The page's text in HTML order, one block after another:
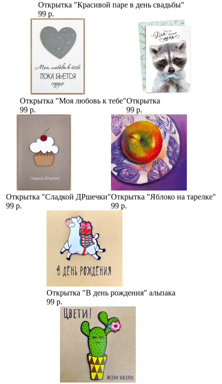
Открытка "Красивой паре в день свадьбы"
99 р.
Открытка "Моя любовь к тебе"
99 р.
Открытка
99 р.
Открытка "Сладкой ДРшечки"
99 р.
Открытка "Яблоко на тарелке"
99 р.
Открытка "В день рождения" альпака
99 р.